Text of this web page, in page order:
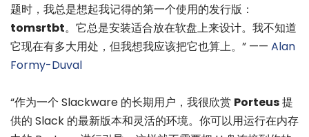
题时，我总是想起我记得的第一个使用的发行版：
tomsrtbt。它总是安装适合放在软盘上来设计。我不知道
它现在有多大用处，但我想我应该把它也算上。” —— Alan
Formy-Duval
“作为一个 Slackware 的长期用户，我很欣赏 Porteus提
供的 Slack 的最新版本和灵活的环境。你可以用运行在内存